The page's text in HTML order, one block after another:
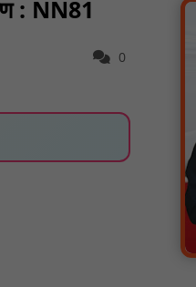
: NN81
0